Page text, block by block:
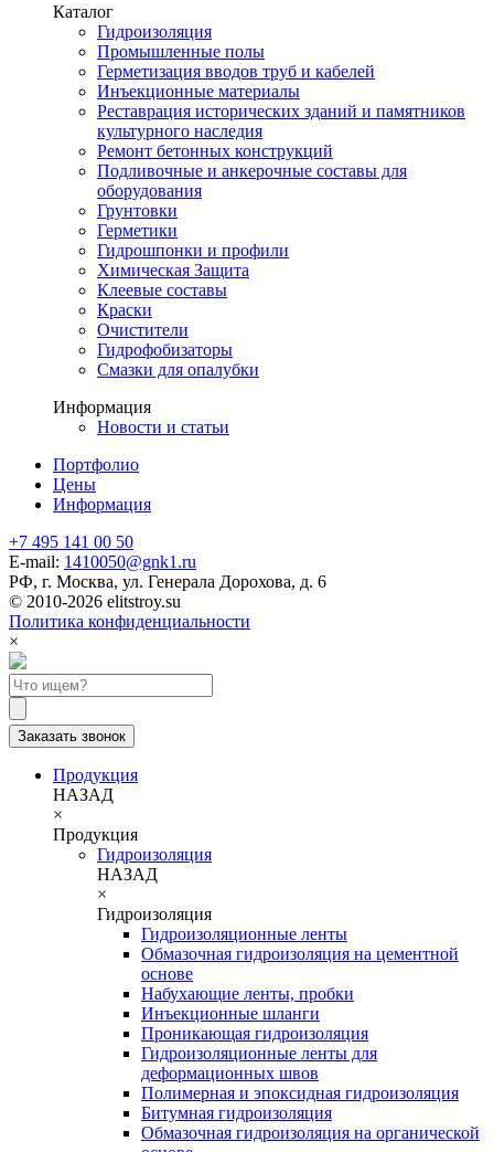
Каталог
Гидроизоляция
Промышленные полы
Герметизация вводов труб и кабелей
Инъекционные материалы
Реставрация исторических зданий и памятников
культурного наследия
Ремонт бетонных конструкций
Подливочные и анкерочные составы для
оборудования
Грунтовки
Герметики
Гидрошпонки и профили
Химическая Защита
Клеевые составы
Краски
Очистители
Гидрофобизаторы
Смазки для опалубки
Информация
Новости и статьи
Портфолио
Цены
Информация
+7 495 141 00 50
E-mail: 1410050@gnk1.ru
РФ, г. Москва, ул. Генерала Дорохова, д. 6
© 2010-2026 elitstroy.su
Политика конфиденциальности
×
Заказать звонок
Продукция
НАЗАД
×
Продукция
Гидроизоляция
НАЗАД
×
Гидроизоляция
Гидроизоляционные ленты
Обмазочная гидроизоляция на цементной
основе
Набухающие ленты, пробки
Инъекционные шланги
Проникающая гидроизоляция
Гидроизоляционные ленты для
деформационных швов
Полимерная и эпоксидная гидроизоляция
Битумная гидроизоляция
Обмазочная гидроизоляция на органической